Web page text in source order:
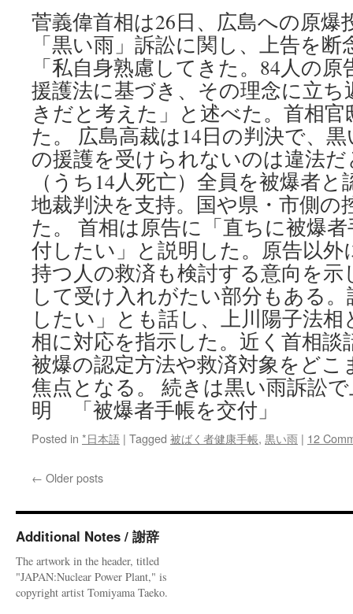
菅義偉首相は26日、広島への原爆
「黒い雨」訴訟に関し、上告を
「私自身熟慮してきた。84人の
援護法に基づき、その理念に立
きだと考えた」と述べた。首相
た。 広島高裁は14日の判決で、
の援護を受けられないのは違法
（うち14人死亡）全員を被爆者
地裁判決を支持。国や県・市側の
た。 首相は原告に「直ちに被爆
付したい」と説明した。原告以
持つ人の救済も検討する意向を示
して受け入れがたい部分もある
したい」とも話し、上川陽子法相
相に対応を指示した。近く首相談
被爆の認定方法や救済対象をど
焦点となる。 続きは黒い雨訴訟
明 「被爆者手帳を交付」
Posted in *日本語 | Tagged 被ばく者健康手帳, 黒い雨 | 12
← Older posts
Additional Notes / 謝辞
The artwork in the header, titled
"JAPAN:Nuclear Power Plant," is
copyright artist Tomiyama Taeko.